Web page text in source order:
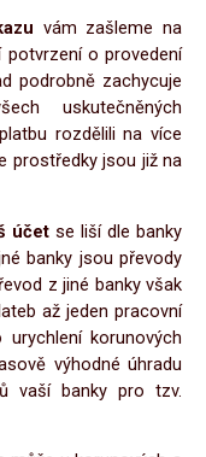
vám zašleme na
o provedení
podrobně zachycuje
uskutečněných
rozdělili na více
prostředky jsou již na
účetse liší dle banky
banky jsou převody
z jiné banky však
až jeden pracovní
korunových
výhodné úhradu
vaší banky pro tzv.